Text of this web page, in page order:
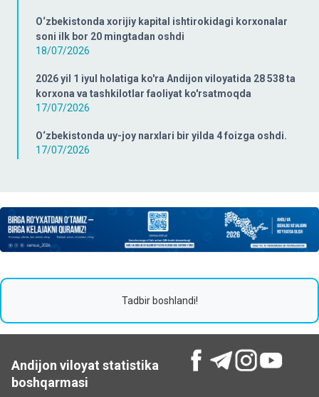
O‘zbekistonda xorijiy kapital ishtirokidagi korxonalar
soni ilk bor 20 mingtadan oshdi
18/07/2026
2026 yil 1 iyul holatiga ko'ra Andijon viloyatida 28 538 ta
korxona va tashkilotlar faoliyat ko'rsatmoqda
17/07/2026
O‘zbekistonda uy-joy narxlari bir yilda 4 foizga oshdi.
17/07/2026
Tadbir boshlandi!
Andijon viloyat statistika
boshqarmasi